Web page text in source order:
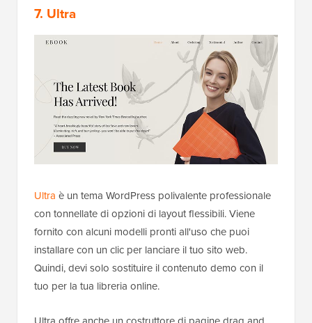
7. Ultra
Ultra è un tema WordPress polivalente professionale
con tonnellate di opzioni di layout flessibili. Viene
fornito con alcuni modelli pronti all'uso che puoi
installare con un clic per lanciare il tuo sito web.
Quindi, devi solo sostituire il contenuto demo con il
tuo per la tua libreria online.